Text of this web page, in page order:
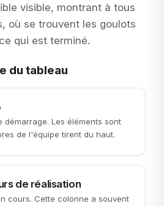
visible, montrant à tous
où se trouvent les goulots
qui est terminé.
du tableau
démarrage. Les éléments sont
de l'équipe tirent du haut.
de réalisation
cours. Cette colonne a souvent